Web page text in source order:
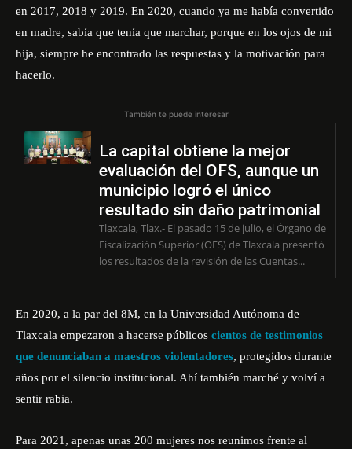
en 2017, 2018 y 2019. En 2020, cuando ya me había convertido
en madre, sabía que tenía que marchar, porque en los ojos de mi
hija, siempre he encontrado las respuestas y la motivación para
hacerlo.
También te puede interesar
La capital obtiene la mejor
evaluación del OFS, aunque un
municipio logró el único
resultado sin daño patrimonial
Tlaxcala, Tlax.- El pasado 15 de julio, el Órgano de
Fiscalización Superior (OFS) de Tlaxcala presentó
los resultados de la revisión de las Cuentas...
En 2020, a la par del 8M, en la Universidad Autónoma de
Tlaxcala empezaron a hacerse públicos cientos de testimonios
que denunciaban a maestros violentadores, protegidos durante
años por el silencio institucional. Ahí también marché y volví a
sentir rabia.
Para 2021, apenas unas 200 mujeres nos reunimos frente al